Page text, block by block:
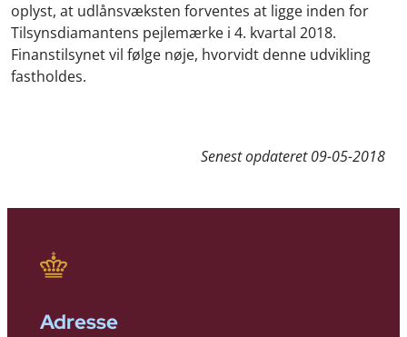
oplyst, at udlånsvæksten forventes at ligge inden for
Tilsynsdiamantens pejlemærke i 4. kvartal 2018.
Finanstilsynet vil følge nøje, hvorvidt denne udvikling
fastholdes.
Senest opdateret09-05-2018
Adresse